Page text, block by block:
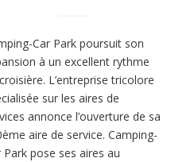
Car Park poursuit son
à un excellent rythme
L’entreprise tricolore
sur les aires de
annonce l’ouverture de sa
aire de service. Camping-
Park pose ses aires au